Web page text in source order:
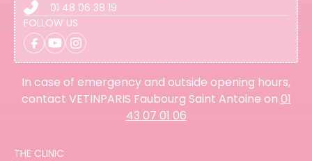
01 48 06 38 19
FOLLOW US
In case of emergency and outside opening hours,
contact VETINPARIS Faubourg Saint Antoine on 01
43 07 01 06
THE CLINIC